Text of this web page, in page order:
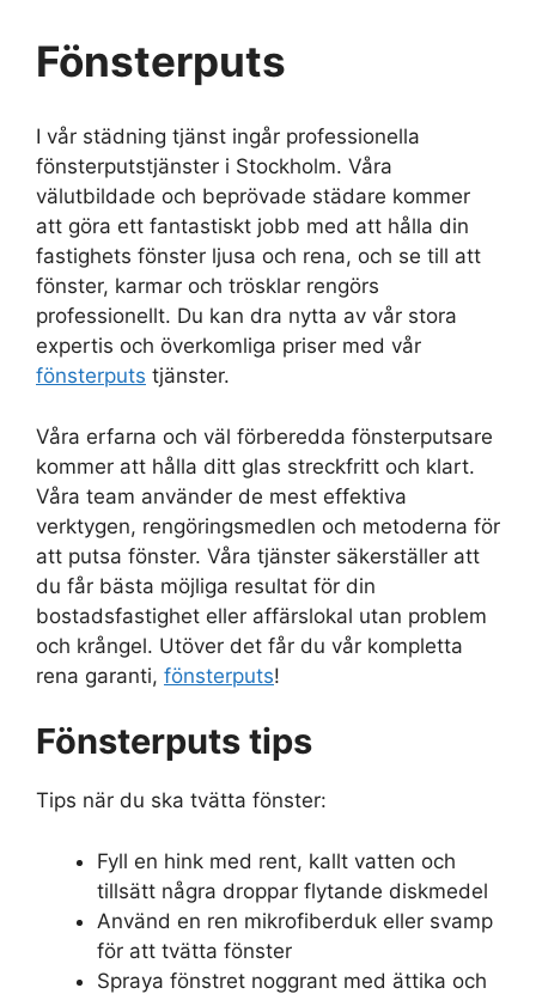
Fönsterputs
I vår städning tjänst ingår professionella
fönsterputstjänster i Stockholm. Våra
välutbildade och beprövade städare kommer
att göra ett fantastiskt jobb med att hålla din
fastighets fönster ljusa och rena, och se till att
fönster, karmar och trösklar rengörs
professionellt. Du kan dra nytta av vår stora
expertis och överkomliga priser med vår
fönsterputs tjänster.
Våra erfarna och väl förberedda fönsterputsare
kommer att hålla ditt glas streckfritt och klart.
Våra team använder de mest effektiva
verktygen, rengöringsmedlen och metoderna för
att putsa fönster. Våra tjänster säkerställer att
du får bästa möjliga resultat för din
bostadsfastighet eller affärslokal utan problem
och krångel. Utöver det får du vår kompletta
rena garanti, fönsterputs!
Fönsterputs tips
Tips när du ska tvätta fönster:
Fyll en hink med rent, kallt vatten och
tillsätt några droppar flytande diskmedel
Använd en ren mikrofiberduk eller svamp
för att tvätta fönster
Spraya fönstret noggrant med ättika och